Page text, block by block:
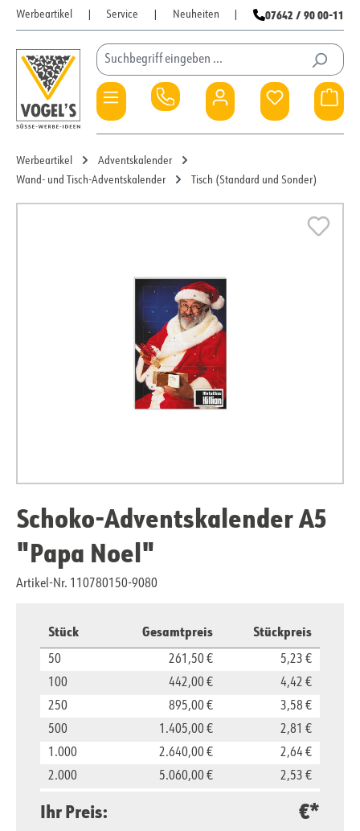
Zum Hauptinhalt springen
Werbeartikel Service Neuheiten 07642 / 90 00-11
Du hast 0
Werbeartikel
Adventskalender
Wand- und Tisch-Adventskalender
Tisch (Standard und Sonder)
Schoko-Adventskalender A5
"Papa Noel"
Artikel-Nr. 110780150-9080
Stück Gesamtpreis Stückpreis
50 261,50 €
5,23 €
100
442,00 €
4,42 €
250
895,00 €
3,58 €
500
1.405,00 €
2,81 €
1.000
2.640,00 €
2,64 €
2.000
5.060,00 €
2,53 €
2,35 €
Ihr Preis: €*